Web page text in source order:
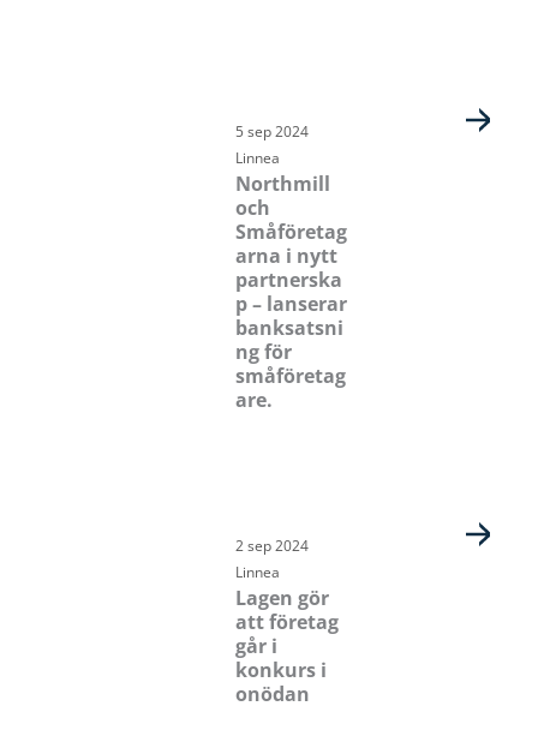
5 sep 2024
Linnea
Northmill
och
Småföretag
arna i nytt
partnerska
p – lanserar
banksatsni
ng för
småföretag
are.
2 sep 2024
Linnea
Lagen gör
att företag
går i
konkurs i
onödan